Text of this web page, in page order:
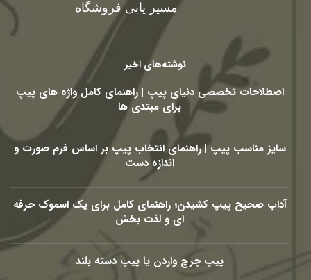
مسیر یابی فروشگاه
نوشته‌های اخیر
اصطلاحات تخصصی دنیای پیپ | راهنمای کامل واژه های پیپ
برای مبتدی ها
سایز مناسب پیپ | راهنمای انتخاب پیپ بر اساس فرم صورت و
اندازه دست
آداب صحیح پیپ کشیدن؛ راهنمای کامل برای یک اسموک حرفه
ای و لذت بخش
پیپ چرچ واردن یا پیپ دسته بلند